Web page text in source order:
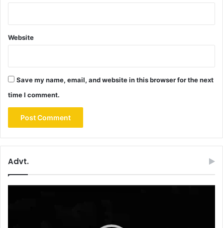
Website
Save my name, email, and website in this browser for the next
time I comment.
Advt.